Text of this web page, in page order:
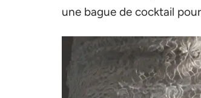
une bague de cocktail